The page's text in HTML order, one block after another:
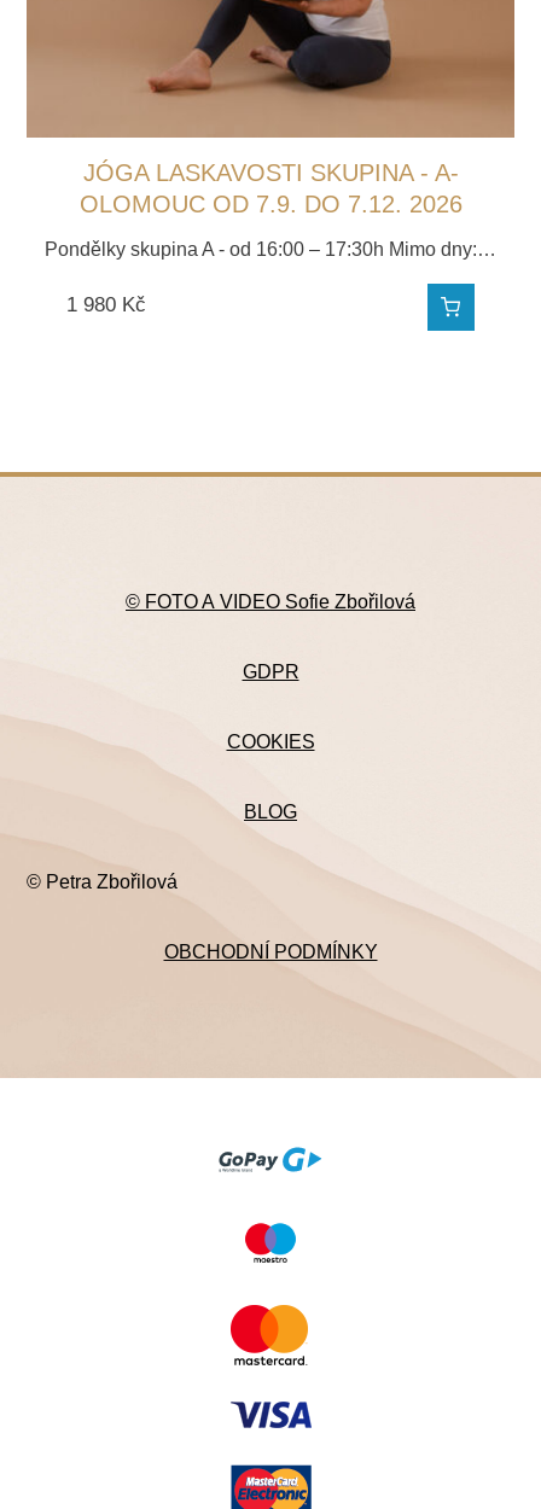
JÓGA LASKAVOSTI SKUPINA - A-
OLOMOUC OD 7.9. DO 7.12. 2026
Pondělky skupina A - od 16:00 – 17:30h Mimo dny:…
1 980Kč
© FOTO A VIDEO Sofie Zbořilová
GDPR
COOKIES
BLOG
© Petra Zbořilová
OBCHODNÍ PODMÍNKY